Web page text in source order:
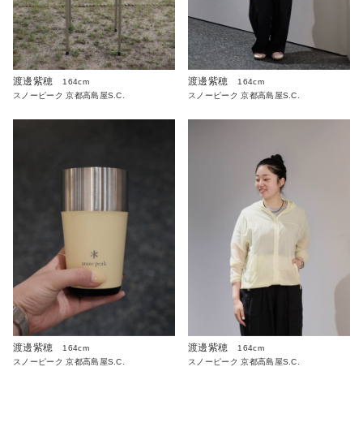
渡邊紫穂
164cm
スノーピーク 京都高島屋S.C.
渡邊紫穂
164cm
スノーピーク 京都高島屋S.C.
渡邊紫穂
164cm
スノーピーク 京都高島屋S.C.
渡邊紫穂
164cm
スノーピーク 京都高島屋S.C.